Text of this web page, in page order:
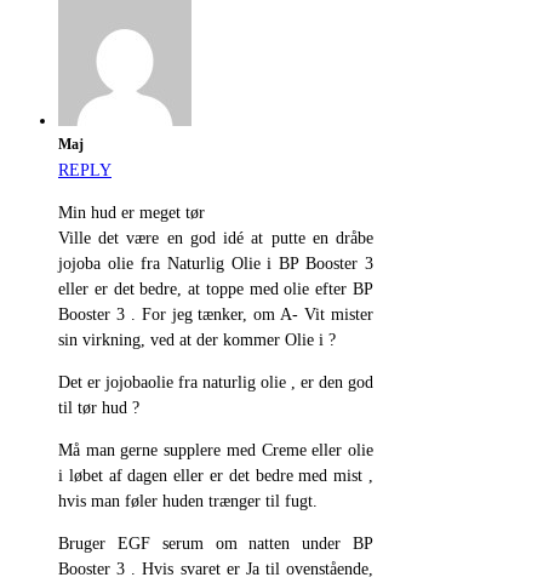
Maj
REPLY
Min hud er meget tør
Ville det være en god idé at putte en dråbe
jojoba olie fra Naturlig Olie i BP Booster 3
eller er det bedre, at toppe med olie efter BP
Booster 3 . For jeg tænker, om A- Vit mister
sin virkning, ved at der kommer Olie i ?
Det er jojobaolie fra naturlig olie , er den god
til tør hud ?
Må man gerne supplere med Creme eller olie
i løbet af dagen eller er det bedre med mist ,
hvis man føler huden trænger til fugt.
Bruger EGF serum om natten under BP
Booster 3 . Hvis svaret er Ja til ovenstående,